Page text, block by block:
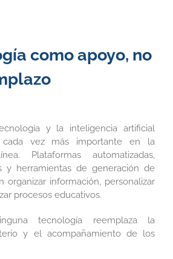
como apoyo, no
y la inteligencia artificial
vez más importante en la
Plataformas automatizadas,
y herramientas de generación de
organizar información, personalizar
procesos educativos.
tecnología reemplaza la
y el acompañamiento de los